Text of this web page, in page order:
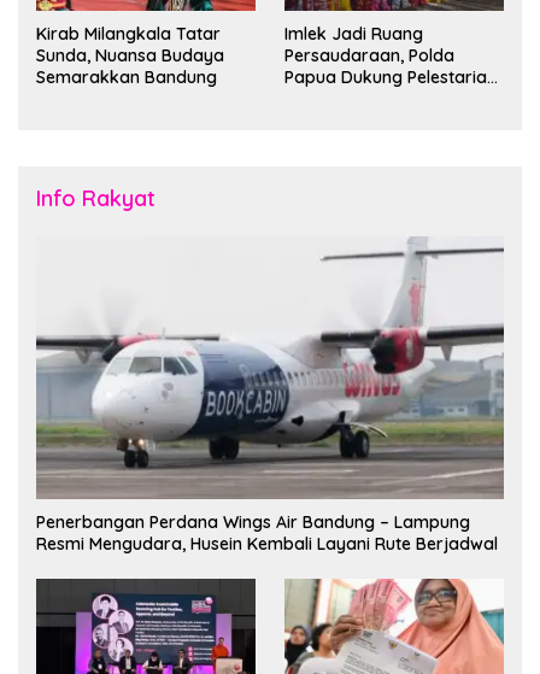
Kirab Milangkala Tatar
Sunda, Nuansa Budaya
Semarakkan Bandung
Imlek Jadi Ruang
Persaudaraan, Polda
Papua Dukung Pelestarian
Info Rakyat
Penerbangan Perdana Wings Air Bandung – Lampung
Resmi Mengudara, Husein Kembali Layani Rute Berjadwal